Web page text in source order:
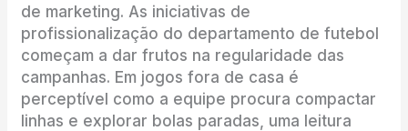
de marketing. As iniciativas de
profissionalização do departamento de futebol
começam a dar frutos na regularidade das
campanhas. Em jogos fora de casa é
perceptível como a equipe procura compactar
linhas e explorar bolas paradas, uma leitura